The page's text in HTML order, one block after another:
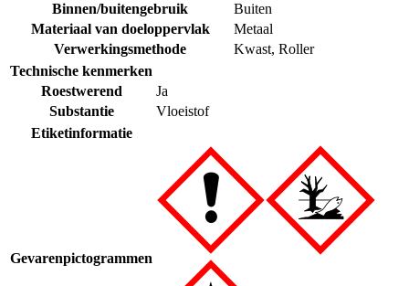
Binnen/buitengebruik
Buiten
Materiaal van doeloppervlak
Metaal
Verwerkingsmethode
Kwast, Roller
Technische kenmerken
Roestwerend
Ja
Substantie
Vloeistof
Etiketinformatie
Gevarenpictogrammen